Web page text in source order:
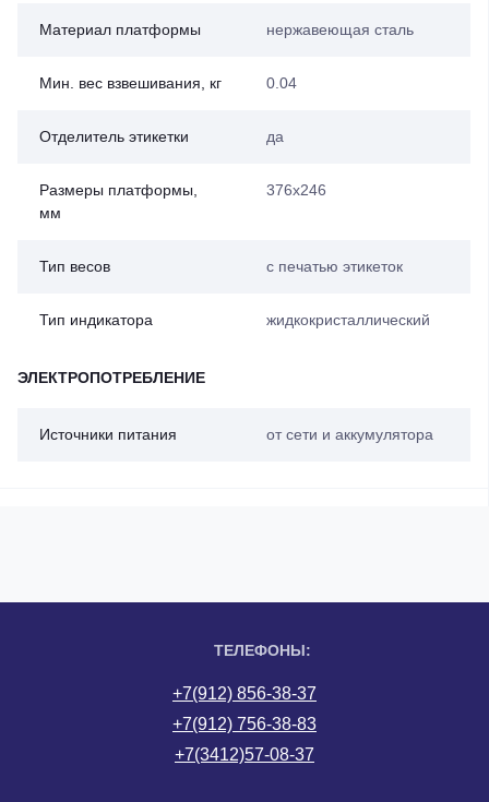
Материал платформы нержавеющая сталь
Мин. вес взвешивания, кг 0.04
Отделитель этикетки да
Размеры платформы,
мм
376х246
Тип весов с печатью этикеток
Тип индикатора жидкокристаллический
ЭЛЕКТРОПОТРЕБЛЕНИЕ
Источники питания от сети и аккумулятора
ТЕЛЕФОНЫ:
+7(912) 856-38-37
+7(912) 756-38-83
+7(3412)57-08-37